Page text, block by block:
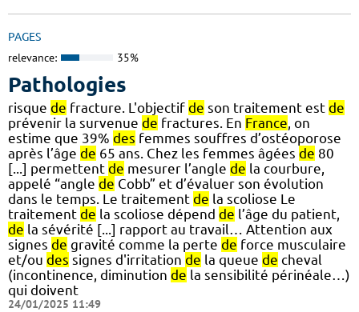
PAGES
relevance: 35%
Pathologies
risque de fracture. L'objectif de son traitement est de
prévenir la survenue de fractures. En France, on
estime que 39% des femmes souffres d’ostéoporose
après l’âge de 65 ans. Chez les femmes âgées de 80
[...] permettent de mesurer l’angle de la courbure,
appelé “angle de Cobb” et d’évaluer son évolution
dans le temps. Le traitement de la scoliose Le
traitement de la scoliose dépend de l’âge du patient,
de la sévérité [...] rapport au travail… Attention aux
signes de gravité comme la perte de force musculaire
et/ou des signes d'irritation de la queue de cheval
(incontinence, diminution de la sensibilité périnéale…)
qui doivent
24/01/2025 11:49